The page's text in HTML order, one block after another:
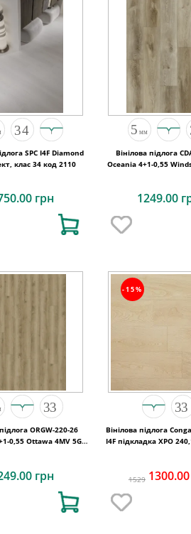
SPC I4F Diamond
клас 34 код 2110
грн
Вінілова підлога
Oceania 4+1-0,55
1249.00
ORGW-220-26
0,55 Ottawa 4MV 5G
грн
-15%
Вінілова підлога Congaree Oak 33
I4F підкладка XPO
1529